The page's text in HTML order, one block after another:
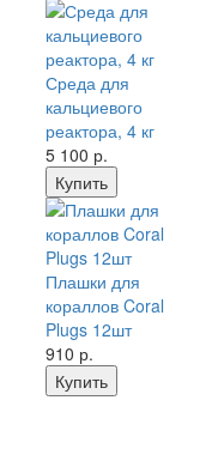
Среда для
кальциевого
реактора, 4 кг
5 100 р.
Купить
Плашки для
кораллов Coral
Plugs 12шт
910 р.
Купить